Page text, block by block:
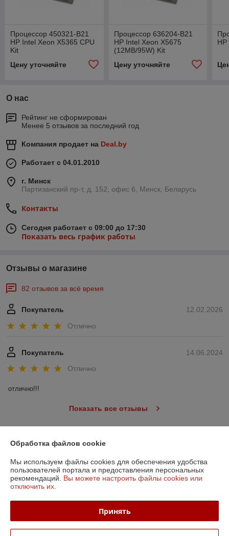
Процессор 450321-B21
HP Intel Xeon X5365 CPU
Kit
Цену уточняйте
Процессор 636204-B21
HP Intel Xeon X5675
(12MB/95W) Kit
Цену уточняйте
О нас
Рейтинг не сформирован
Менее 5 отзывов за последний год
Компания продает на Deal.by
Работает с 04.01.2010
г. Минск
Партизанский пр-т, д. 152, офис 6, Минск, Беларусь
Контакты
Сегодня работает с 09:00 до 17:30
Показать весь график работы
Отзывы о магазине
82 отзывов за всё время
12.02.2026
Покупатель
Отлично
14.06.2024
Покупатель
Отлично
отлично!!!
Показать все отзывы
О нас
Контакты
Доставка и оплата
Обработка файлов cookie
Мы используем файлы cookies для обеспечения удобства
пользователей портала и предоставления персональных
рекомендаций. Вы можете настроить файлы cookies или
отключить их.
Принять